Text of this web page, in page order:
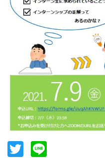
Twitter